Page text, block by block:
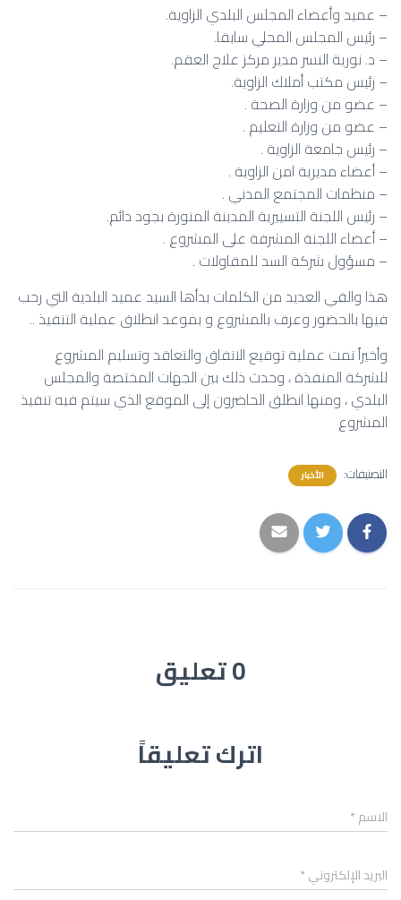
– عميد وأعضاء المجلس البلدي الزاوية.
– رئيس المجلس المحلي سابقا.
– د. نورية النسر مدير مركز علاج العقم.
– رئيس مكتب أملاك الزاوية.
– عضو من وزارة الصحة .
– عضو من وزارة التعليم .
– رئيس جامعة الزاوية .
– أعضاء مديرية امن الزاوية .
– منظمات المجتمع المدني .
– رئيس اللجنة التسييرية المدينة المنورة بجود دائم.
– أعضاء اللجنة المشرفة على المشروع .
– مسؤول شركة السد للمقاولات .
هذا والقي العديد من الكلمات بدأها السيد عميد البلدية التي رحب
فيها بالحضور وعرف بالمشروع و بموعد انطلاق عملية التنفيذ ..
وأخيراً تمت عملية توقيع الاتفاق والتعاقد وتسليم المشروع
للشركة المنفذة ، وحدث ذلك بين الجهات المختصة والمجلس
البلدي ، ومنها انطلق الحاضرون إلى الموقع الذي سيتم فيه تنفيذ
المشروع
التصنيفات: الأخبار
0 تعليق
اترك تعليقاً
الاسم*
البريد الإلكتروني*